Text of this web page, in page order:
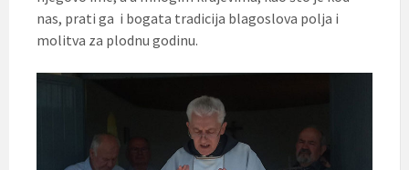
nas, prati ga i bogata tradicija blagoslova polja i
molitva za plodnu godinu.